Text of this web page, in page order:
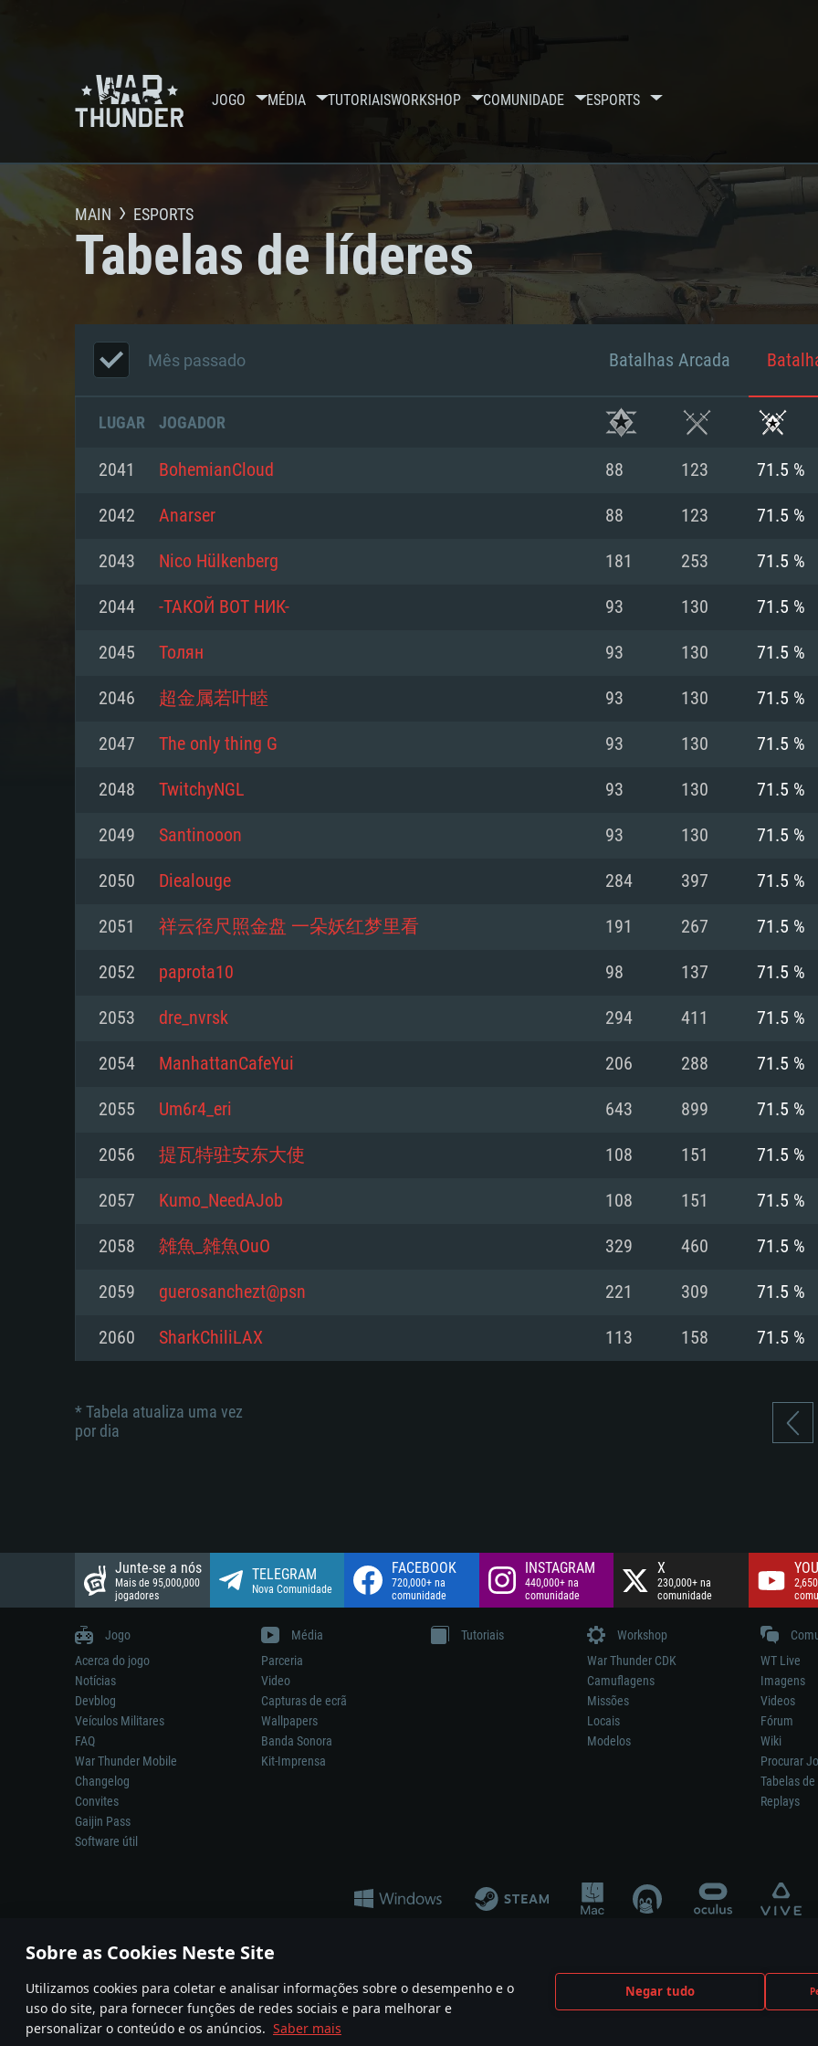
Sobre as Cookies Neste Site
Utilizamos cookies para coletar e analisar informações sobre o desempenho e o
uso do site, para fornecer funções de redes sociais e para melhorar e
personalizar o conteúdo e os anúncios. Saber mais
Negar tudo
JOGO MÉDIA TUTORIAISWORKSHOP COMUNIDADE ESPORTS
REQUERIMENTOS DE
Mínimo
77XX / NVIDIA GeForce GTX 660. Resolução
mínima suportada: 720p
Network: Internet de banda larga.
Disco: 23,1 GB
Recomendado
superior
Memória: 16 GB
Placa Gráfica:
Nvidia GeForce
Mínimo
mais recente
Processador: Core i5 2.2GHz mínimo (Intel Xeon
não suportado)
Memória: 6 GB
Placa Gráfica: Intel Iris Pro 5200 (Mac),
mínima suportada: 720p com suporte Metal.
Network: Internet de banda larga.
Disco: 21,5 GB
Recomendado
mais recente
Processador:
Memória: 8 GB
Placa Gráfica:
suporte Metal.
Network: Internet
Disco: 60,2 GB
Mínimo
do Linux de 64bit
Processador: Dual-Core 2.4 GHz
Memória: 4 GB
Placa Gráfica: NVIDIA 660 com os drivers mais
recentes (não mais de 6 meses) / equivalentes
Vulkan (não mais de 6 meses); Resolução mínima
suportada: 720p.
Network: Internet de banda larga.
Disco: 21,5 GB
Recomendado
recentes (não
AMD (Radeon
Vulkan.
Network: Internet
Disco: 60,2 GB
MAIN ESPORTS
Tabelas de líderes
Mês passado Batalhas Arcada
LUGAR JOGADOR
2041 BohemianCloud 88 123 71.5 %
2042 Anarser 88 123 71.5 %
2043 Nico Hülkenberg 181 253 71.5 %
2044 -ТАКОЙ ВОТ НИК- 93 130 71.5 %
2045 Толян 93 130 71.5 %
2046 超金属若叶睦 93 130 71.5 %
2047 The only thing G 93 130 71.5 %
2048 TwitchyNGL 93 130 71.5 %
2049 Santinooon 93 130 71.5 %
2050 Diealouge 284 397 71.5 %
2051 祥云径尺照金盘 一朵妖红梦里看 191 267 71.5 %
2052 paprota10 98 137 71.5 %
2053 dre_nvrsk 294 411 71.5 %
2054 ManhattanCafeYui 206 288 71.5 %
2055 Um6r4_eri 643 899 71.5 %
2056 提瓦特驻安东大使 108 151 71.5 %
2057 Kumo_NeedAJob 108 151 71.5 %
2058 雑魚_雑魚OuO 329 460 71.5 %
2059 guerosanchezt@psn 221 309 71.5 %
2060 SharkChiliLAX 113 158 71.5 %
* Tabela atualiza uma vez
por dia
Junte-se a nós
Mais de 95,000,000
jogadores
TELEGRAM
Nova Comunidade
FACEBOOK
720,000+ na
comunidade
INSTAGRAM
440,000+ na
comunidade
X
230,000+ na
comunidade
Jogo
Acerca do jogo
Notícias
Devblog
Veículos Militares
FAQ
War Thunder Mobile
Changelog
Convites
Gaijin Pass
Software útil
Média
Parceria
Video
Capturas de ecrã
Wallpapers
Banda Sonora
Kit-Imprensa
Tutoriais
Workshop
War Thunder CDK
Camuflagens
Missões
Locais
Modelos
WT Live
Imagens
Videos
Fórum
Wiki
Procurar
Tabelas
Replays
A reprodução de qualquer sistema de armas ou veículo neste jogo não significa participação no desenvolvimento, patrocínio ou aval do respetivo
© 2011—2026 Gaijin Games Kft. All trademarks, logos and brand names are the property of their respective owners.
Termos e condições Termos de Serviço